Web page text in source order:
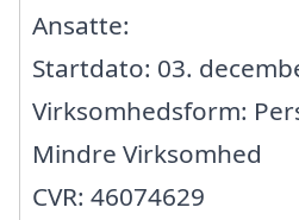
Ansatte:
Startdato: 03.
Virksomhedsform:
Mindre Virksomhed
CVR: 46074629